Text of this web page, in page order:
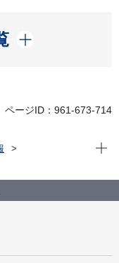
ページID：961-673-714
年度
付近）が開通しま
現在